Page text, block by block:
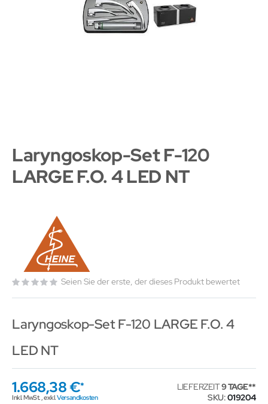
Laryngoskop-Set F-120
LARGE F.O. 4 LED NT
Seien Sie der erste, der dieses Produkt bewertet
Laryngoskop-Set F-120 LARGE F.O. 4
LED NT
1.668,38 €
Inkl. MwSt.,exkl.Versandkosten
LIEFERZEIT9 TAGE
SKU 019204